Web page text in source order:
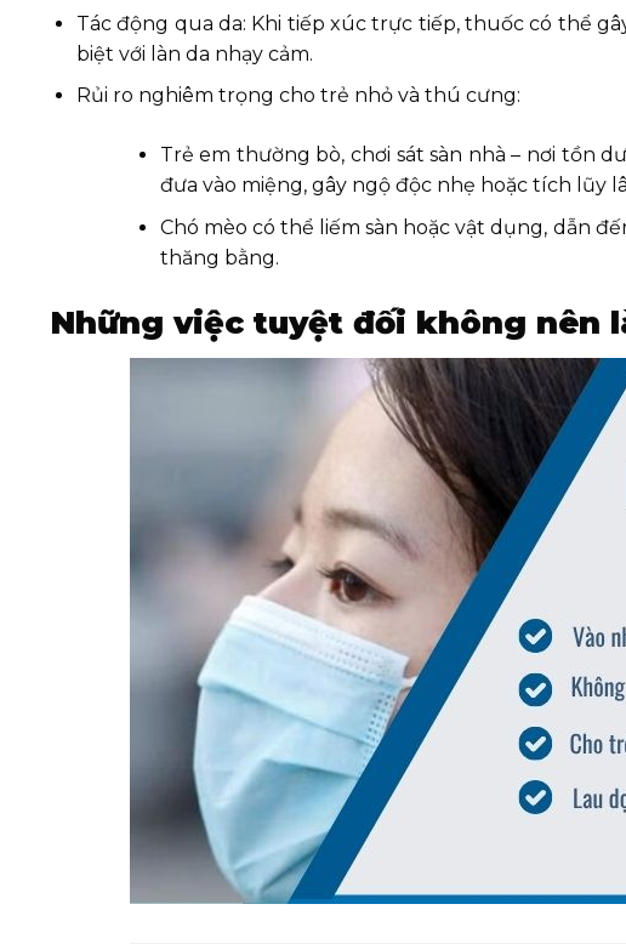
Tác động qua da: Khi tiếp xúc trực tiếp, thuốc có thể
biệt với làn da nhạy cảm.
Rủi ro nghiêm trọng cho trẻ nhỏ và thú cưng:
Trẻ em thường bò, chơi sát sàn nhà – nơi tồn
đưa vào miệng, gây ngộ độc nhẹ hoặc tích lũy
Chó mèo có thể liếm sàn hoặc vật dụng, dẫn
thăng bằng.
Những việc tuyệt đối không nên